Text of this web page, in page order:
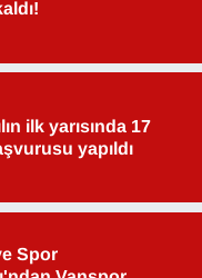
ilk yarısında 17
yapıldı
Spor